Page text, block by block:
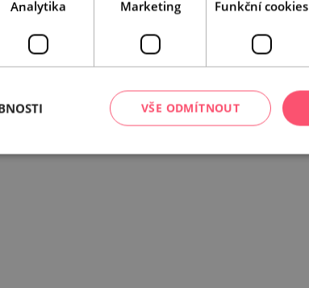
dnů v centru města Znojma.
Hudebního festivalu Znojmo
v kanceláři
centru Znojma u Radniční věže (Obroková
města Znojma). Kromě aktuálních informací
(nebo s sebou domů v lahvích
Analytika Marketing Funkční cookies
VŠE ODMÍTNOUT